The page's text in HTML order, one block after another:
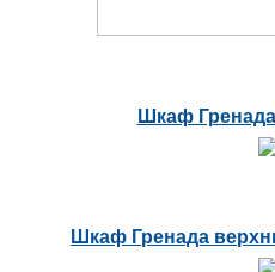
Шкаф
Шкаф Гренада